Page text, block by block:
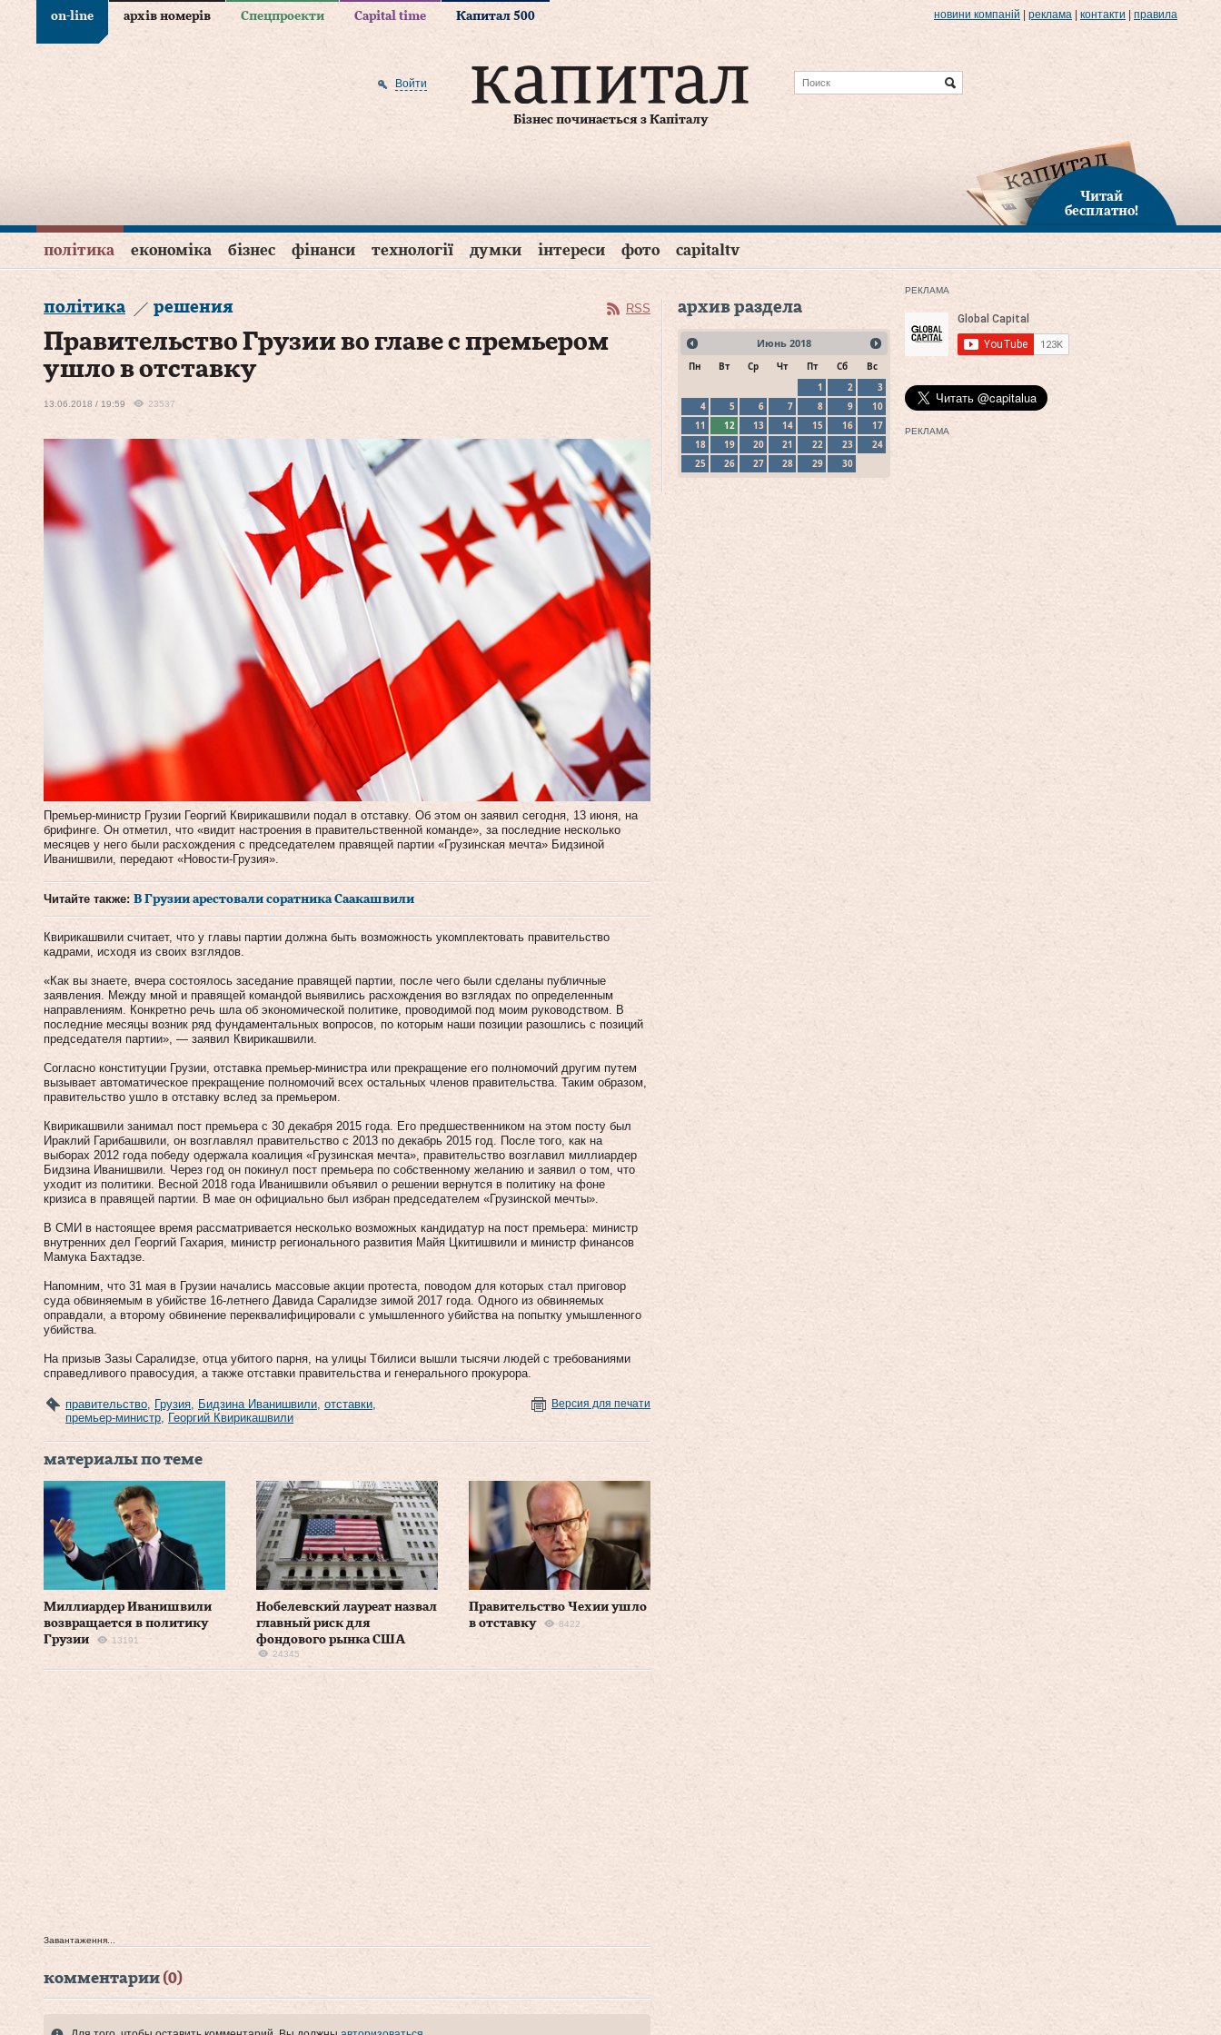
on-line архів номерів Спецпроекти Capital time Капитал 500 новини компаній реклама контакти правила
Бізнес починається з Капіталу
Войти
Читай
бесплатно!
політика економіка бізнес фінанси технології думки інтереси фото capitaltv
політика решения RSS
Правительство Грузии во главе с премьером
ушло в отставку
13.06.2018 / 19:59 23537
Премьер-министр Грузии Георгий Квирикашвили подал в отставку. Об этом он заявил сегодня, 13 июня, на
брифинге. Он отметил, что «видит настроения в правительственной команде», за последние несколько
месяцев у него были расхождения с председателем правящей партии «Грузинская мечта» Бидзиной
Иванишвили, передают «Новости-Грузия».
Читайте также: В Грузии арестовали соратника Саакашвили
Квирикашвили считает, что у главы партии должна быть возможность укомплектовать правительство
кадрами, исходя из своих взглядов.
«Как вы знаете, вчера состоялось заседание правящей партии, после чего были сделаны публичные
заявления. Между мной и правящей командой выявились расхождения во взглядах по определенным
направлениям. Конкретно речь шла об экономической политике, проводимой под моим руководством. В
последние месяцы возник ряд фундаментальных вопросов, по которым наши позиции разошлись с позиций
председателя партии», — заявил Квирикашвили.
Согласно конституции Грузии, отставка премьер-министра или прекращение его полномочий другим путем
вызывает автоматическое прекращение полномочий всех остальных членов правительства. Таким образом,
правительство ушло в отставку вслед за премьером.
Квирикашвили занимал пост премьера с 30 декабря 2015 года. Его предшественником на этом посту был
Ираклий Гарибашвили, он возглавлял правительство с 2013 по декабрь 2015 год. После того, как на
выборах 2012 года победу одержала коалиция «Грузинская мечта», правительство возглавил миллиардер
Бидзина Иванишвили. Через год он покинул пост премьера по собственному желанию и заявил о том, что
уходит из политики. Весной 2018 года Иванишвили объявил о решении вернутся в политику на фоне
кризиса в правящей партии. В мае он официально был избран председателем «Грузинской мечты».
В СМИ в настоящее время рассматривается несколько возможных кандидатур на пост премьера: министр
внутренних дел Георгий Гахария, министр регионального развития Майя Цкитишвили и министр финансов
Мамука Бахтадзе.
Напомним, что 31 мая в Грузии начались массовые акции протеста, поводом для которых стал приговор
суда обвиняемым в убийстве 16-летнего Давида Саралидзе зимой 2017 года. Одного из обвиняемых
оправдали, а второму обвинение переквалифицировали с умышленного убийства на попытку умышленного
убийства.
На призыв Зазы Саралидзе, отца убитого парня, на улицы Тбилиси вышли тысячи людей с требованиями
справедливого правосудия, а также отставки правительства и генерального прокурора.
правительство Грузия Бидзина Иванишвили отставки
премьер-министр
Георгий Квирикашвили
Версия для печати
материалы по теме
Миллиардер Иванишвили
возвращается в политику
Грузии
13191
Нобелевский лауреат назвал
главный риск для
фондового рынка США
24345
Правительство Чехии ушло
в отставку
8422
Завантаження...
комментарии (0)
архив раздела
Июнь 2018
Пн Вт Ср Чт Пт Сб
Вс
1
2
3
4
5 6 7 8 9
10
11
12 13 14 15 16
17
18
19 20 21 22 23
24
25
26 27 28 29 30
РЕКЛАМА
РЕКЛАМА